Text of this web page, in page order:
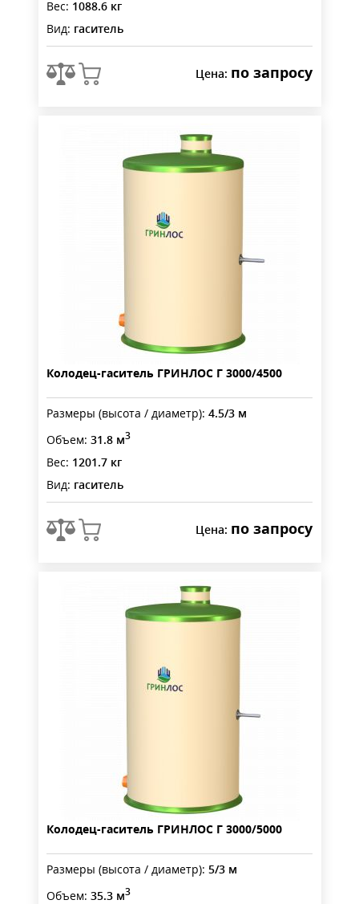
Вес: 1088.6 кг
Вид: гаситель
Цена: по запросу
Колодец-гаситель ГРИНЛОС Г 3000/4500
Размеры (высота / диаметр): 4.5/3 м
Объем: 31.8 м3
Вес: 1201.7 кг
Вид: гаситель
Цена: по запросу
Колодец-гаситель ГРИНЛОС Г 3000/5000
Размеры (высота / диаметр): 5/3 м
Объем: 35.3 м3